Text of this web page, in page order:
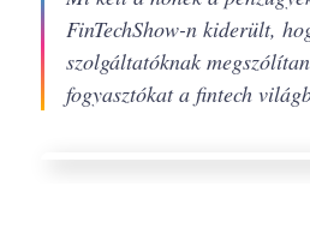
FinTechShow-n kiderült,
szolgáltatóknak
fogyasztókat a fintech